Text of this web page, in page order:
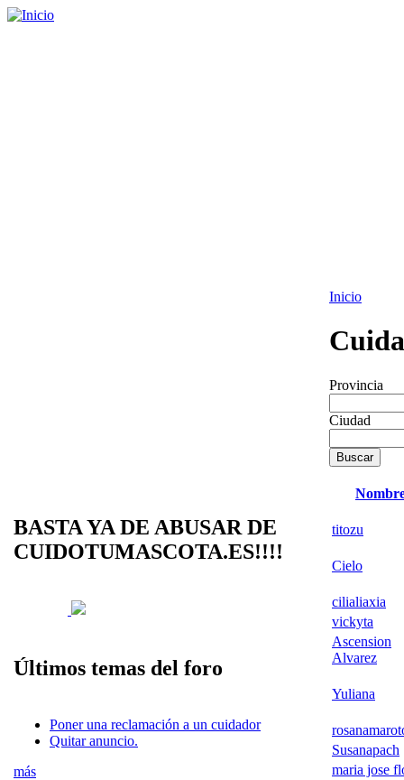
BASTA YA DE ABUSAR DE
CUIDOTUMASCOTA.ES!!!!
Últimos temas del foro
Poner una reclamación a un cuidador
Quitar anuncio.
más
Inicio
Provincia
Ciudad
titozu
Cielo
cilialiaxia
vickyta
Ascension
Alvarez
Yuliana
Susanapach
maria jose